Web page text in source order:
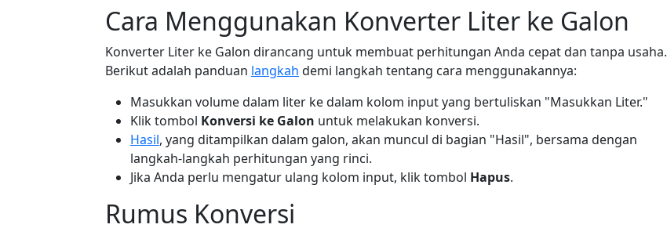
Cara Menggunakan Konverter Liter ke Galon
Konverter Liter ke Galon dirancang untuk membuat perhitungan Anda cepat dan tanpa usaha.
Berikut adalah panduan langkah demi langkah tentang cara menggunakannya:
Masukkan volume dalam liter ke dalam kolom input yang bertuliskan "Masukkan Liter."
Klik tombol Konversi ke Galon untuk melakukan konversi.
Hasil, yang ditampilkan dalam galon, akan muncul di bagian "Hasil", bersama dengan
langkah-langkah perhitungan yang rinci.
Jika Anda perlu mengatur ulang kolom input, klik tombol Hapus.
Rumus Konversi